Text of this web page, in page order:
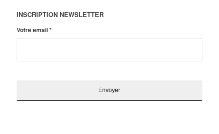
INSCRIPTION NEWSLETTER
Votre email*